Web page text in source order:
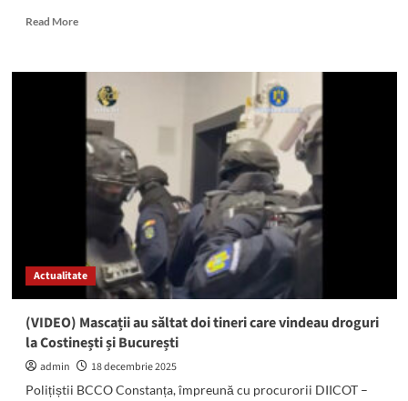
Read MoreRead
Razii
AMPLOARE
Mangalia,
Limanu,
Pecineaga,
23
Costinești
și
Neptun
Actualitate
(VIDEO) Mascații au săltat doi tineri care vindeau droguri
la Costinești și București
admin
18 decembrie 2025
Polițiștii BCCO Constanța, împreună cu procurorii DIICOT –